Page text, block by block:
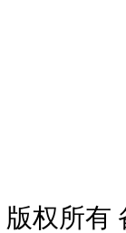
版权所有